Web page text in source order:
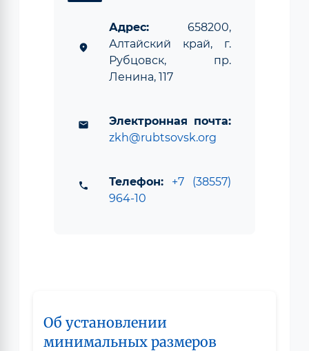
location_on
Адрес: 658200,
Алтайский край, г.
Рубцовск, пр.
Ленина, 117
email
Электронная почта:
zkh@rubtsovsk.org
phone Телефон:
+7 (38557)
964-10
Об установлении
минимальных размеров